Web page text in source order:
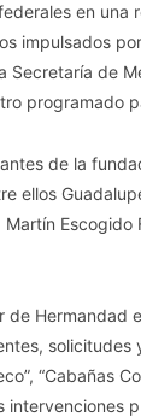
en una
impulsados
de
programado
de la
Hermandad
“Cabañas
intervenciones